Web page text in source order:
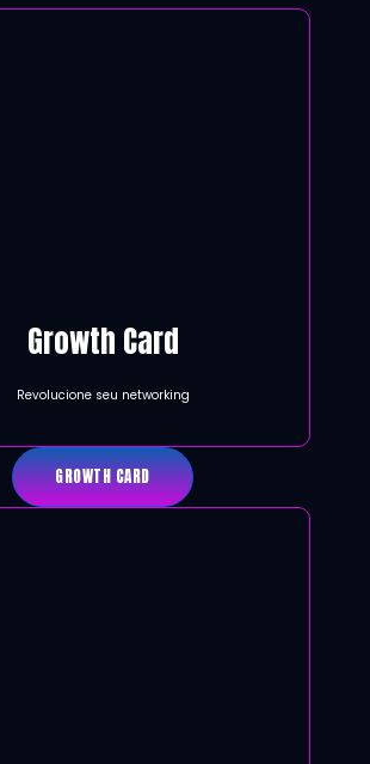
Growth Card
Revolucione seu networking
GROWTH CARD